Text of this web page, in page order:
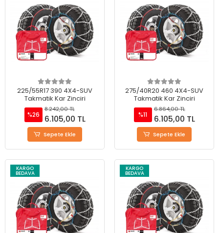
225/55R17 390 4X4-SUV
Takmatik Kar Zinciri
%26
8.242,00 TL
6.105,00 TL
Sepete Ekle
275/40R20 460 4X4-SUV
Takmatik Kar Zinciri
%11
6.864,00 TL
6.105,00 TL
Sepete Ekle
KARGO
BEDAVA
KARGO
BEDAVA